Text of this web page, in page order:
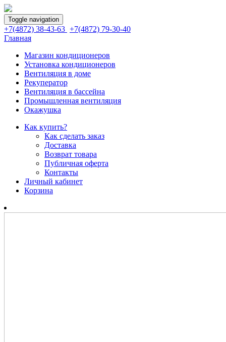
Toggle navigation
+7(4872) 38-43-63 +7(4872) 79-30-40
Главная
Магазин кондиционеров
Установка кондиционеров
Вентиляция в доме
Рекуператор
Вентиляция в бассейна
Промышленная вентиляция
Окажушка
Как купить?
Как сделать заказ
Доставка
Возврат товара
Публичная оферта
Контакты
Личный кабинет
Корзина